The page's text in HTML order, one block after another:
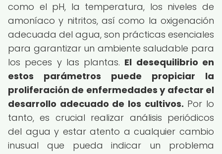
como el pH, la temperatura, los niveles de
amoníaco y nitritos, así como la oxigenación
adecuada del agua, son prácticas esenciales
para garantizar un ambiente saludable para
los peces y las plantas. El desequilibrio en
estos parámetros puede propiciar la
proliferación de enfermedades y afectar el
desarrollo adecuado de los cultivos. Por lo
tanto, es crucial realizar análisis periódicos
del agua y estar atento a cualquier cambio
inusual que pueda indicar un problema